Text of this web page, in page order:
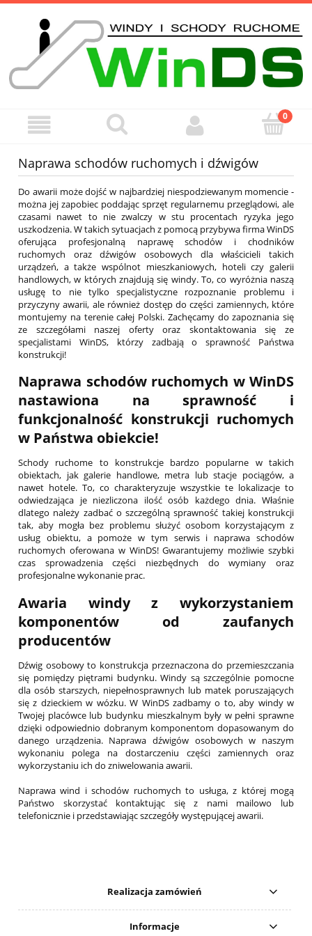
Naprawa schodów ruchomych i dźwigów
Do awarii może dojść w najbardziej niespodziewanym momencie -
można jej zapobiec poddając sprzęt regularnemu przeglądowi, ale
czasami nawet to nie zwalczy w stu procentach ryzyka jego
uszkodzenia. W takich sytuacjach z pomocą przybywa firma WinDS
oferująca profesjonalną naprawę schodów i chodników
ruchomych oraz dźwigów osobowych dla właścicieli takich
urządzeń, a także wspólnot mieszkaniowych, hoteli czy galerii
handlowych, w których znajdują się windy. To, co wyróżnia naszą
usługę to nie tylko specjalistyczne rozpoznanie problemu i
przyczyny awarii, ale również dostęp do części zamiennych, które
montujemy na terenie całej Polski. Zachęcamy do zapoznania się
ze szczegółami naszej oferty oraz skontaktowania się ze
specjalistami WinDS, którzy zadbają o sprawność Państwa
konstrukcji!
Naprawa schodów ruchomych w WinDS
nastawiona na sprawność i
funkcjonalność konstrukcji ruchomych
w Państwa obiekcie!
Schody ruchome to konstrukcje bardzo popularne w takich
obiektach, jak galerie handlowe, metra lub stacje pociągów, a
nawet hotele. To, co charakteryzuje wszystkie te lokalizacje to
odwiedzająca je niezliczona ilość osób każdego dnia. Właśnie
dlatego należy zadbać o szczególną sprawność takiej konstrukcji
tak, aby mogła bez problemu służyć osobom korzystającym z
usług obiektu, a pomoże w tym serwis i naprawa schodów
ruchomych oferowana w WinDS! Gwarantujemy możliwie szybki
czas sprowadzenia części niezbędnych do wymiany oraz
profesjonalne wykonanie prac.
Awaria windy z wykorzystaniem
komponentów od zaufanych
producentów
Dźwig osobowy to konstrukcja przeznaczona do przemieszczania
się pomiędzy piętrami budynku. Windy są szczególnie pomocne
dla osób starszych, niepełnosprawnych lub matek poruszających
się z dzieckiem w wózku. W WinDS zadbamy o to, aby windy w
Twojej placówce lub budynku mieszkalnym były w pełni sprawne
dzięki odpowiednio dobranym komponentom dopasowanym do
danego urządzenia. Naprawa dźwigów osobowych w naszym
wykonaniu polega na dostarczeniu części zamiennych oraz
wykorzystaniu ich do zniwelowania awarii.
Naprawa wind i schodów ruchomych to usługa, z której mogą
Państwo skorzystać kontaktując się z nami mailowo lub
telefonicznie i przedstawiając szczegóły występującej awarii.
Realizacja zamówień
Informacje